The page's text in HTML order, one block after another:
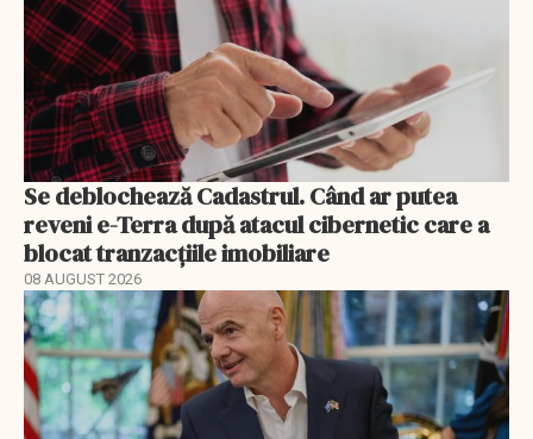
Se deblochează Cadastrul. Când ar putea
reveni e-Terra după atacul cibernetic care a
blocat tranzacțiile imobiliare
08 AUGUST 2026